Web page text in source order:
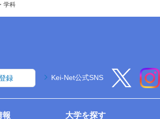
学科
録 Kei-Net公式SNS
報 大学を探す